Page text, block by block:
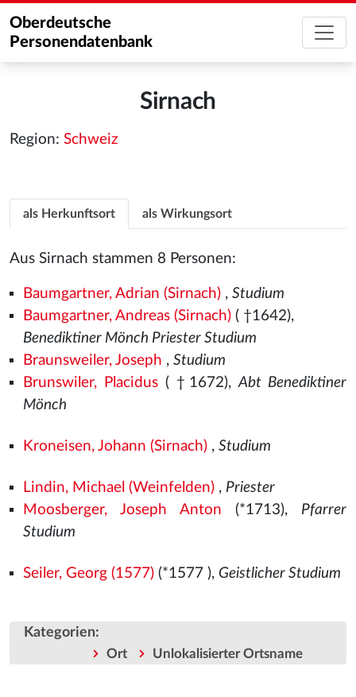
Oberdeutsche
Personendatenbank
Sirnach
Region: Schweiz
als Herkunftsort als Wirkungsort
Aus Sirnach stammen 8 Personen:
Baumgartner, Adrian (Sirnach), Studium
Baumgartner, Andreas (Sirnach)( †1642),
Benediktiner Mönch Priester Studium
Braunsweiler, Joseph , Studium
Brunswiler, Placidus ( †1672),Abt Benediktiner
Mönch
Kroneisen, Johann (Sirnach), Studium
Lindin, Michael (Weinfelden), Priester
Moosberger, Joseph Anton (*1713), Pfarrer
Studium
Seiler, Georg (1577)(*1577 ), Geistlicher Studium
Kategorien:
Ort Unlokalisierter Ortsname